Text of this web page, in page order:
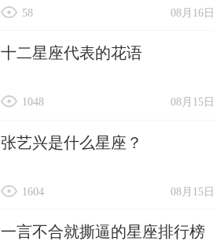
08月16日
58
十二星座代表的花语
08月15日
1048
张艺兴是什么星座？
08月15日
1604
一言不合就撕逼的星座排行榜